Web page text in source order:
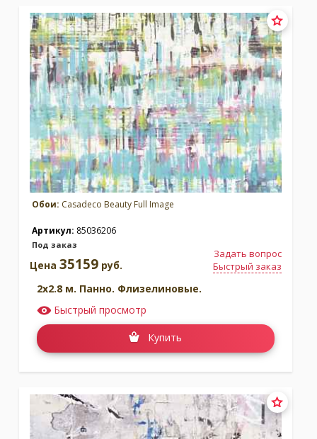
Обои: Casadeco Beauty Full Image
Артикул: 85036206
Под заказ
Задать вопрос
Быстрый заказ
Цена 35159 руб.
2x2.8 м. Панно. Флизелиновые.
Быстрый просмотр
Купить